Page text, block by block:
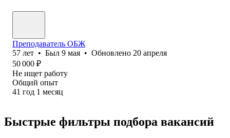
Преподаватель ОБЖ
57 лет • Был 9 мая • Обновлено 20 апреля
50 000 ₽
Не ищет работу
Общий опыт
41 год 1 месяц
Быстрые фильтры подбора вакансий